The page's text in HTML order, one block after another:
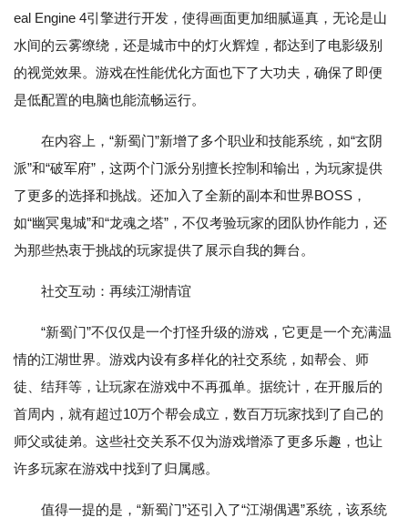
eal Engine 4引擎进行开发，使得画面更加细腻逼真，无论是山
水间的云雾缭绕，还是城市中的灯火辉煌，都达到了电影级别
的视觉效果。游戏在性能优化方面也下了大功夫，确保了即便
是低配置的电脑也能流畅运行。
在内容上，“新蜀门”新增了多个职业和技能系统，如“玄阴
派”和“破军府”，这两个门派分别擅长控制和输出，为玩家提供
了更多的选择和挑战。还加入了全新的副本和世界BOSS，
如“幽冥鬼城”和“龙魂之塔”，不仅考验玩家的团队协作能力，还
为那些热衷于挑战的玩家提供了展示自我的舞台。
社交互动：再续江湖情谊
“新蜀门”不仅仅是一个打怪升级的游戏，它更是一个充满温
情的江湖世界。游戏内设有多样化的社交系统，如帮会、师
徒、结拜等，让玩家在游戏中不再孤单。据统计，在开服后的
首周内，就有超过10万个帮会成立，数百万玩家找到了自己的
师父或徒弟。这些社交关系不仅为游戏增添了更多乐趣，也让
许多玩家在游戏中找到了归属感。
值得一提的是，“新蜀门”还引入了“江湖偶遇”系统，该系统